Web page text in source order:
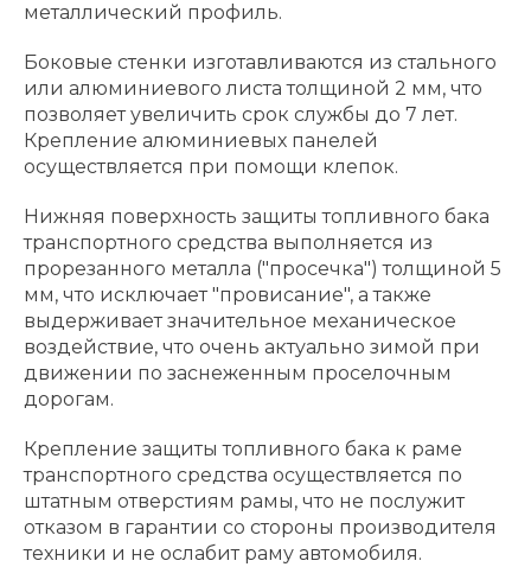
металлический профиль.
Боковые стенки изготавливаются из стального
или алюминиевого листа толщиной 2 мм, что
позволяет увеличить срок службы до 7 лет.
Крепление алюминиевых панелей
осуществляется при помощи клепок.
Нижняя поверхность защиты топливного бака
транспортного средства выполняется из
прорезанного металла ("просечка") толщиной 5
мм, что исключает "провисание", а также
выдерживает значительное механическое
воздействие, что очень актуально зимой при
движении по заснеженным проселочным
дорогам.
Крепление защиты топливного бака к раме
транспортного средства осуществляется по
штатным отверстиям рамы, что не послужит
отказом в гарантии со стороны производителя
техники и не ослабит раму автомобиля.